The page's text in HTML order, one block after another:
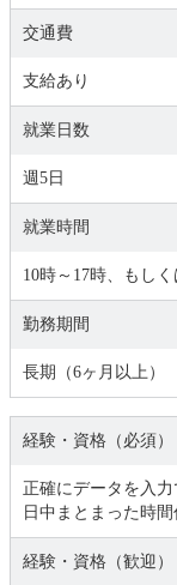
交通費
支給あり
就業日数
週5日
就業時間
10時～17時、もし
勤務期間
長期（6ヶ月以上）
経験・資格（必須）
正確にデータを入
日中まとまった時間
経験・資格（歓迎）